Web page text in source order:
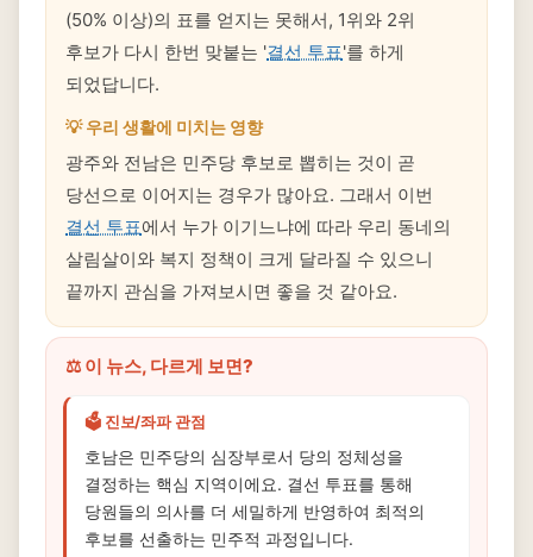
(50% 이상)의 표를 얻지는 못해서, 1위와 2위
후보가 다시 한번 맞붙는 '결선 투표'를 하게
되었답니다.
💡 우리 생활에 미치는 영향
광주와 전남은 민주당 후보로 뽑히는 것이 곧
당선으로 이어지는 경우가 많아요. 그래서 이번
결선 투표에서 누가 이기느냐에 따라 우리 동네의
살림살이와 복지 정책이 크게 달라질 수 있으니
끝까지 관심을 가져보시면 좋을 것 같아요.
⚖️ 이 뉴스, 다르게 보면?
🗳️ 진보/좌파 관점
호남은 민주당의 심장부로서 당의 정체성을
결정하는 핵심 지역이에요. 결선 투표를 통해
당원들의 의사를 더 세밀하게 반영하여 최적의
후보를 선출하는 민주적 과정입니다.